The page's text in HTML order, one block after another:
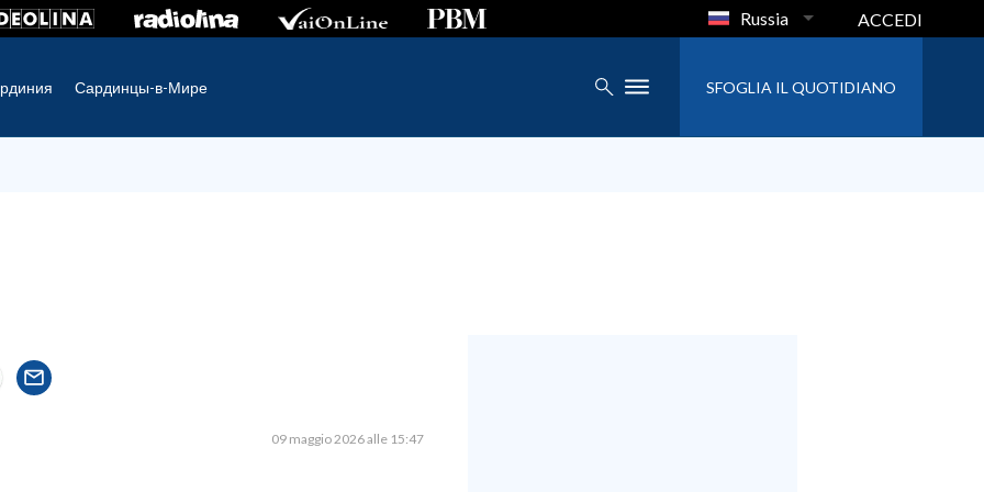
Russia ACCEDI
Сардинцы-в-Мире SFOGLIA IL QUOTIDIANO
09 maggio 2026 alle 15:47